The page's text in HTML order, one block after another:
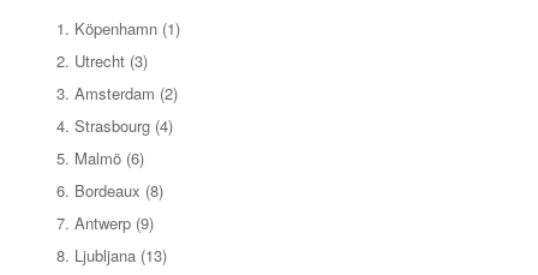
Köpenhamn (1)
Utrecht (3)
Amsterdam (2)
Strasbourg (4)
Malmö (6)
Bordeaux (8)
Antwerp (9)
Ljubljana (13)